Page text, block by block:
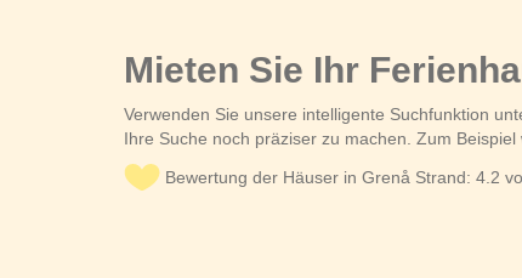
Mieten Sie Ihr
Verwenden Sie unsere intelligente Suchfunktion
Ihre Suche noch präziser zu machen. Zum
Bewertung der Häuser in Grenå Strand: 4.2